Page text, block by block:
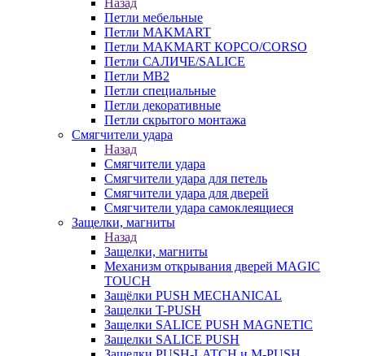
Назад
Петли мебельные
Петли MAKMART
Петли MAKMART КОРСО/CORSO
Петли САЛИЧЕ/SALICE
Петли MB2
Петли специальные
Петли декоративные
Петли скрытого монтажа
Смягчители удара
Назад
Смягчители удара
Смягчители удара для петель
Смягчители удара для дверей
Cмягчители удара самоклеящиеся
Защелки, магниты
Назад
Защелки, магниты
Механизм открывания дверей MAGIC
TOUCH
Защёлки PUSH MECHANICAL
Защелки T-PUSH
Защелки SALICE PUSH MAGNETIC
Защелки SALICE PUSH